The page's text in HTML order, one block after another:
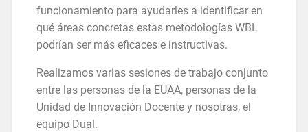
funcionamiento para ayudarles a identificar en
qué áreas concretas estas metodologías WBL
podrían ser más eficaces e instructivas.
Realizamos varias sesiones de trabajo conjunto
entre las personas de la EUAA, personas de la
Unidad de Innovación Docente y nosotras, el
equipo Dual.